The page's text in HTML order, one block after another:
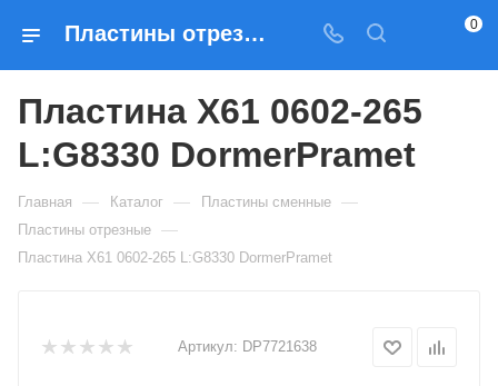
Пластины отрезные Пластина X61 0602-265 L:G8330 DormerPramet — купить по выгодным ценам в Москве 0
Пластина X61 0602-265
L:G8330 DormerPramet
Главная — Каталог — Пластины сменные —
Пластины отрезные —
Пластина X61 0602-265 L:G8330 DormerPramet
Артикул: DP7721638